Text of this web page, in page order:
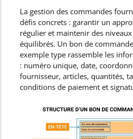
La gestion des commandes
défis concrets : garantir un
régulier et maintenir des
équilibrés. Un bon de
exemple type rassemble les
: numéro unique, date,
fournisseur, articles, quantités,
conditions de paiement et